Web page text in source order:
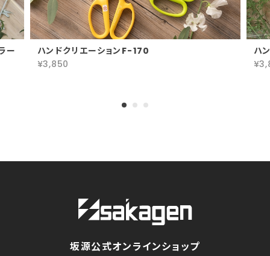
ー
ハンドクリエーションF-170
¥3,850
ハ
坂源公式オンラインショップ